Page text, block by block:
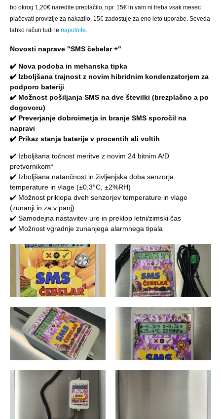
bo okrog 1,20€ naredite preplačilo, npr. 15€ in vam ni treba vsak mesec
plačevati provizije za nakazilo. 15€ zadostuje za eno leto uporabe. Seveda
lahko račun tudi le napolnite
Novosti naprave "SMS čebelar +"
✔️ Nova podoba in mehanska tipka
✔️ Izboljšana trajnost z novim hibridnim kondenzatorjem za
podporo bateriji
✔️ Možnost pošiljanja SMS na dve številki (brezplačno a po
dogovoru)
✔️ Preverjanje dobroimetja in branje SMS sporočil na
napravi
✔️ Prikaz stanja baterije v procentih ali voltih
✔️ Izboljšana točnost meritve z novim 24 bitnim A/D
pretvornikom*
✔️ Izboljšana natančnost in življenjska doba senzorja
temperature in vlage (±0,3°C, ±2%RH)
✔️ Možnost priklopa dveh senzorjev temperature in vlage
(zunanji in za v panj)
✔️ Samodejna nastavitev ure in preklop letni/zimski čas
✔️ Možnost vgradnje zunanjega alarmnega tipala